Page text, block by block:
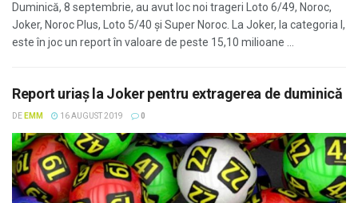
Duminică, 8 septembrie, au avut loc noi trageri Loto 6/49, Noroc,
Joker, Noroc Plus, Loto 5/40 și Super Noroc. La Joker, la categoria I,
este în joc un report în valoare de peste 15,10 milioane ...
Report uriaş la Joker pentru extragerea de duminică
DE EMM 16 AUGUST 2019 0